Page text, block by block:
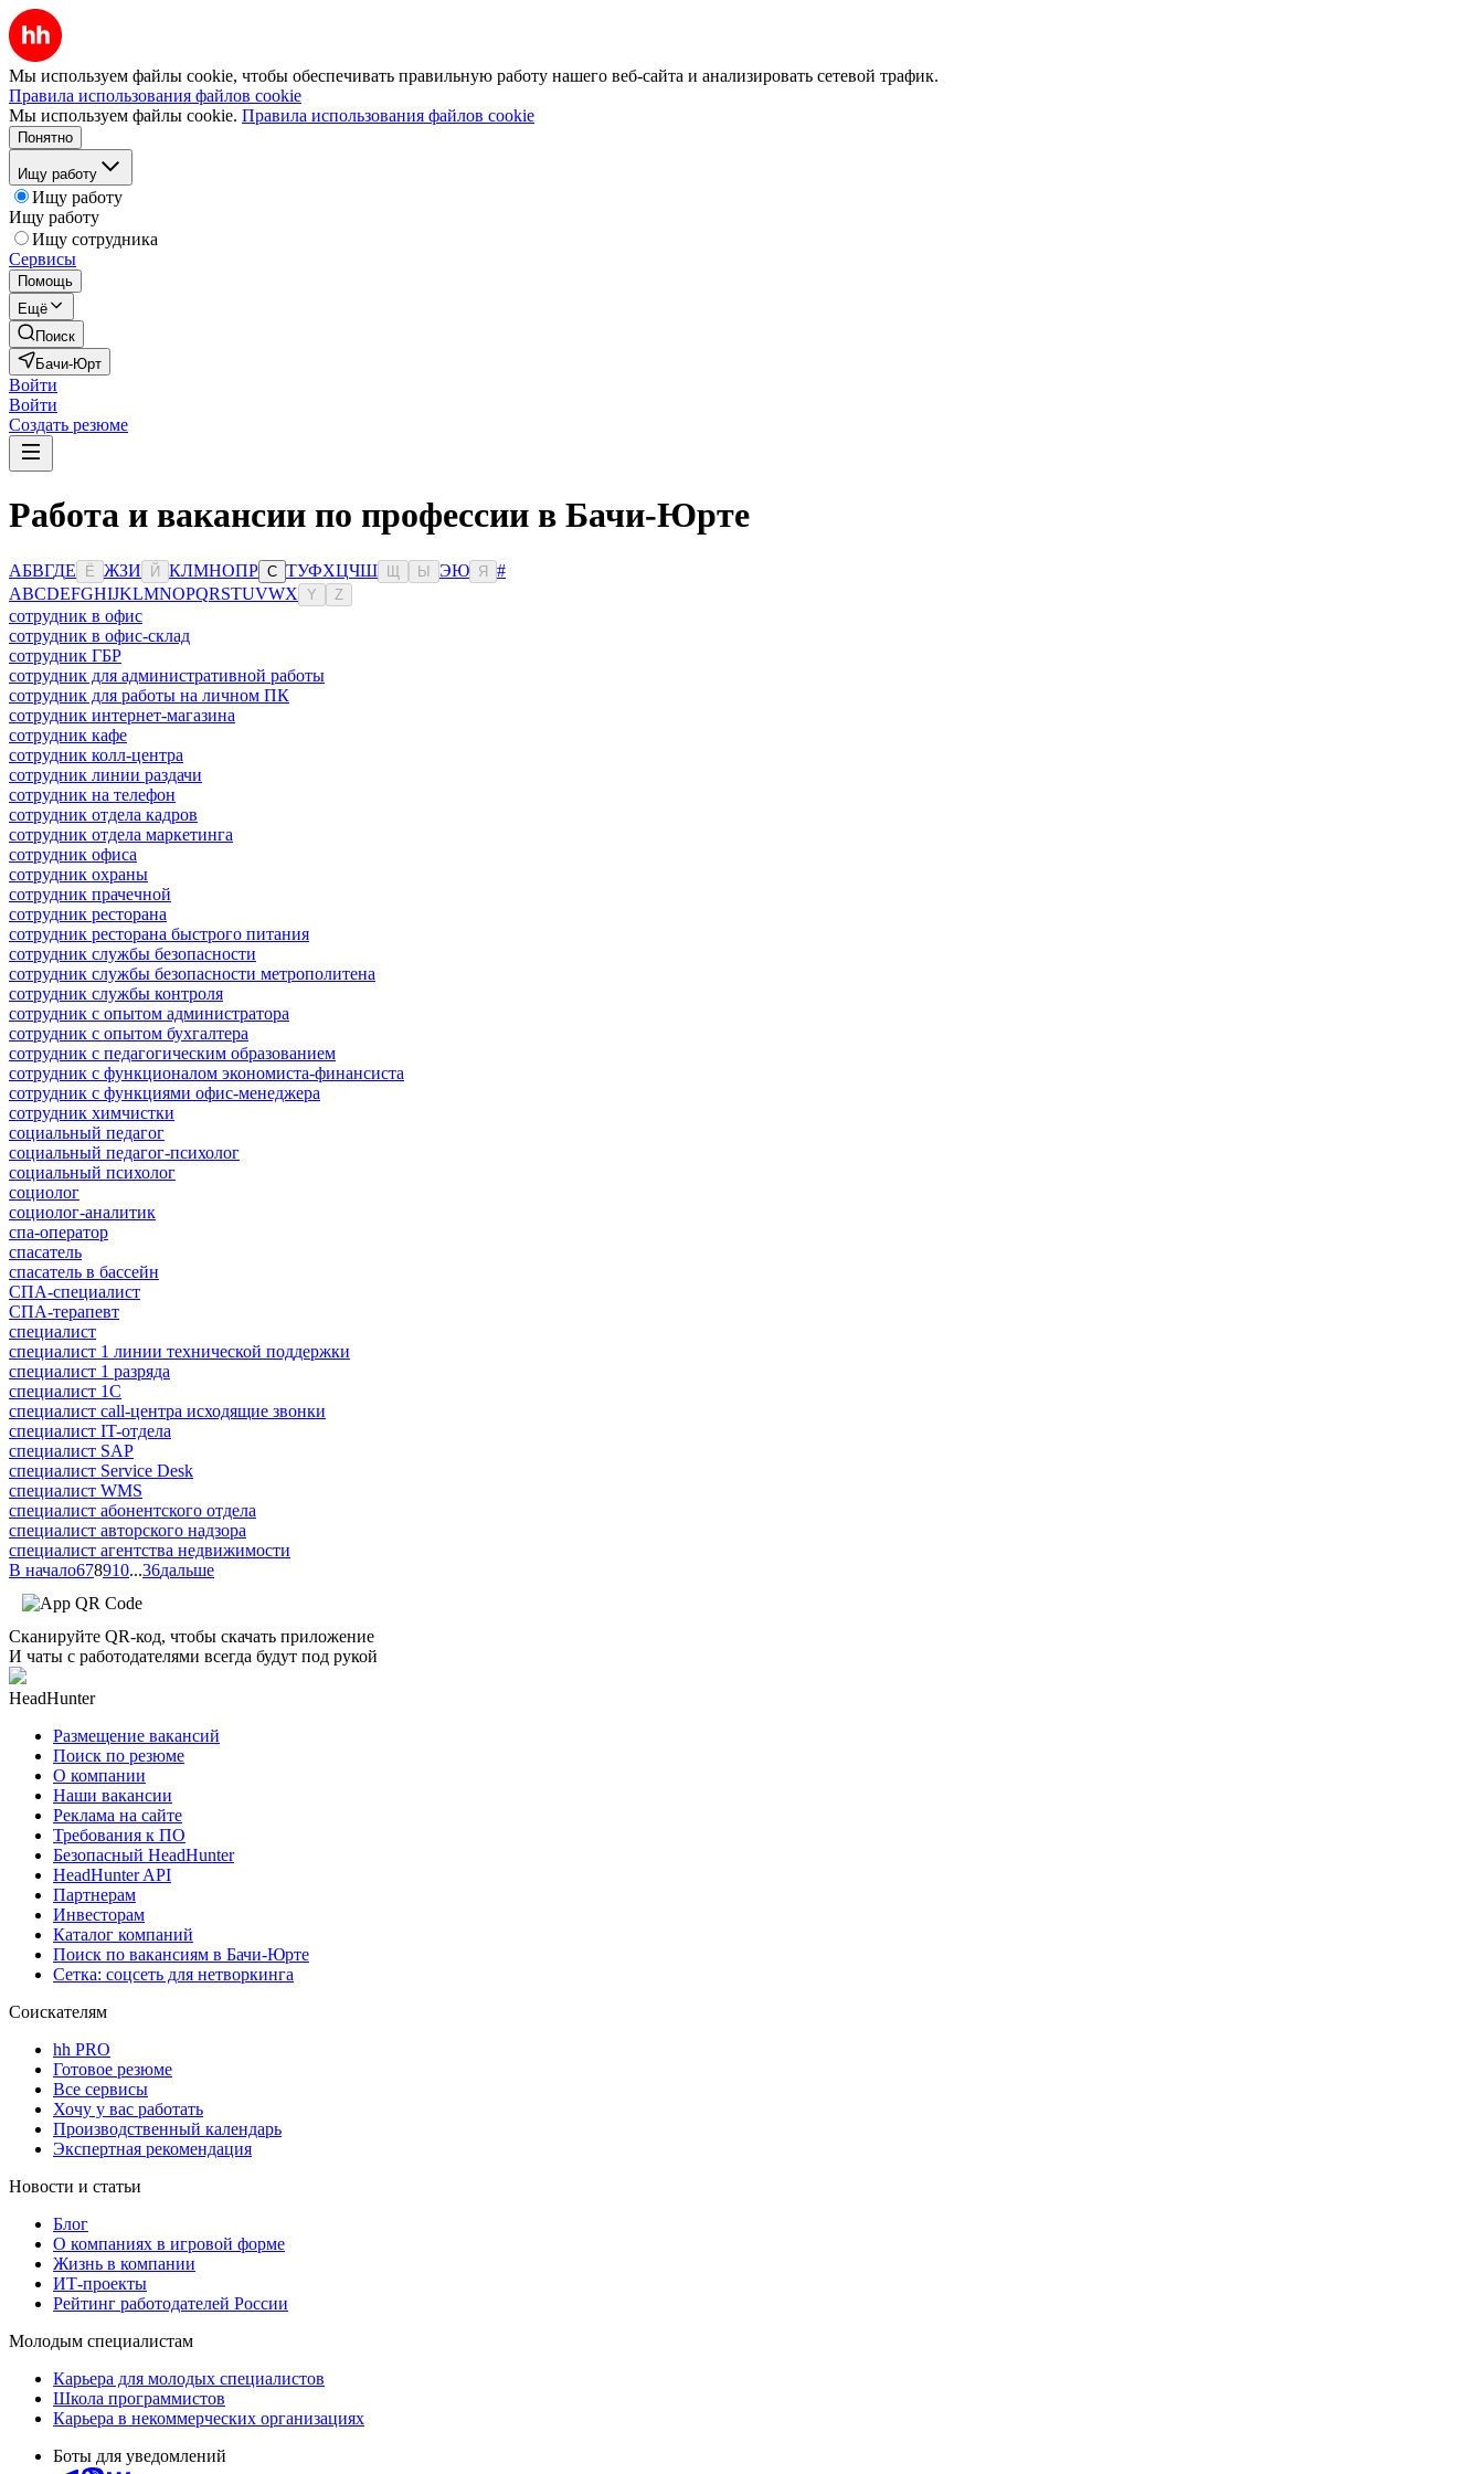
Мы используем файлы cookie, чтобы обеспечивать правильную работу нашего веб-сайта и анализировать сетевой трафик.
Правила использования файлов cookie
Мы используем файлы cookie. Правила использования файлов cookie
Понятно
Ищу работу
Ищу работу
Ищу работу
Ищу сотрудника
Сервисы
Помощь
Ещё
Поиск
Бачи-Юрт
Войти
Войти
Создать резюме
Работа и вакансии по профессии в Бачи-Юрте
АБВГДЕ Ё ЖЗИ Й КЛМНОПР С ТУФХЦЧШ Ы ЭЮ Я
#
ABCDEFGHIJKLMNOPQRSTUVWX Y Z
сотрудник в офис
сотрудник в офис-склад
сотрудник ГБР
сотрудник для административной работы
сотрудник для работы на личном ПК
сотрудник интернет-магазина
сотрудник кафе
сотрудник колл-центра
сотрудник линии раздачи
сотрудник на телефон
сотрудник отдела кадров
сотрудник отдела маркетинга
сотрудник офиса
сотрудник охраны
сотрудник прачечной
сотрудник ресторана
сотрудник ресторана быстрого питания
сотрудник службы безопасности
сотрудник службы безопасности метрополитена
сотрудник службы контроля
сотрудник с опытом администратора
сотрудник с опытом бухгалтера
сотрудник с педагогическим образованием
сотрудник с функционалом экономиста-финансиста
сотрудник с функциями офис-менеджера
сотрудник химчистки
социальный педагог
социальный педагог-психолог
социальный психолог
социолог
социолог-аналитик
спа-оператор
спасатель
спасатель в бассейн
СПА-специалист
СПА-терапевт
специалист
специалист 1 линии технической поддержки
специалист 1 разряда
специалист 1С
специалист call-центра исходящие звонки
специалист IT-отдела
специалист SAP
специалист Service Desk
специалист WMS
специалист абонентского отдела
специалист авторского надзора
специалист агентства недвижимости
В начало678910...36дальше
Сканируйте QR-код, чтобы скачать приложение
И чаты с работодателями всегда будут под рукой
HeadHunter
Размещение вакансий
Поиск по резюме
О компании
Наши вакансии
Реклама на сайте
Требования к ПО
Безопасный HeadHunter
HeadHunter API
Партнерам
Инвесторам
Каталог компаний
Поиск по вакансиям в Бачи-Юрте
Сетка: соцсеть для нетворкинга
Соискателям
hh PRO
Готовое резюме
Все сервисы
Хочу у вас работать
Производственный календарь
Экспертная рекомендация
Новости и статьи
Блог
О компаниях в игровой форме
Жизнь в компании
ИТ-проекты
Рейтинг работодателей России
Молодым специалистам
Карьера для молодых специалистов
Школа программистов
Карьера в некоммерческих организациях
Боты для уведомлений